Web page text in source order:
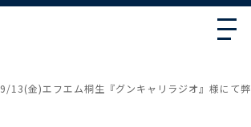
9/13(金)エフエム桐生『グンキャリラジオ』様にて